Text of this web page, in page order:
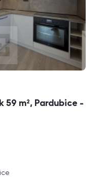
m², Pardubice -